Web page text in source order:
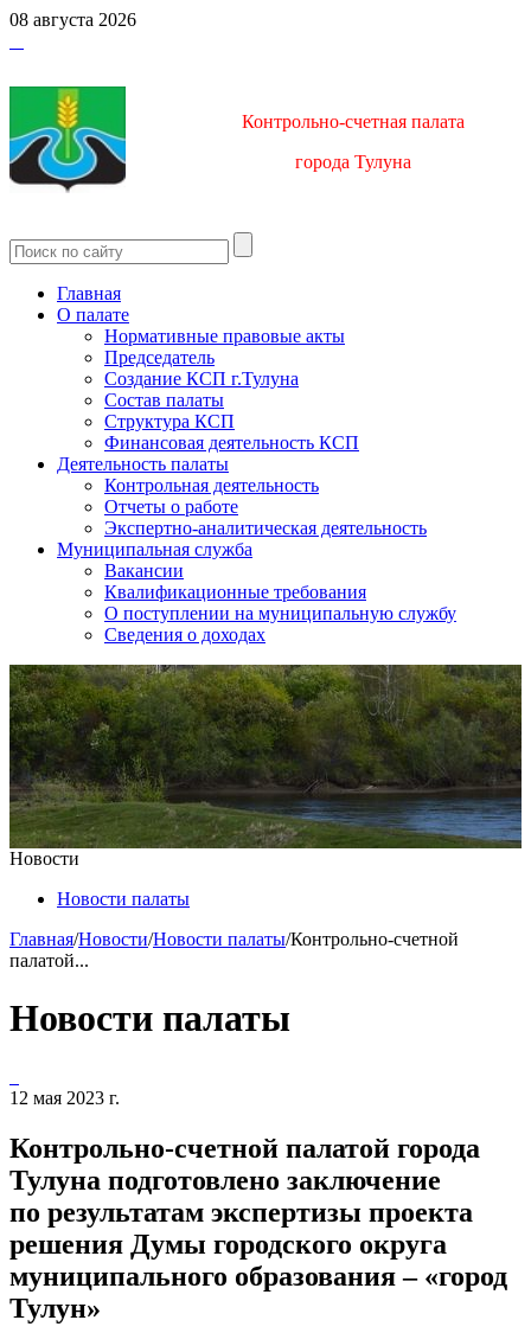
08 августа 2026
Контрольно-счетная палата
города Тулуна
Главная
О палате
Нормативные правовые акты
Председатель
Создание КСП г.Тулуна
Состав палаты
Структура КСП
Финансовая деятельность КСП
Деятельность палаты
Контрольная деятельность
Отчеты о работе
Экспертно-аналитическая деятельность
Муниципальная служба
Вакансии
Квалификационные требования
О поступлении на муниципальную службу
Сведения о доходах
Новости
Новости палаты
Главная/Новости/Новости палаты/Контрольно-счетной
палатой...
Новости палаты
12 мая 2023 г.
Контрольно-счетной палатой города
Тулуна подготовлено заключение
по результатам экспертизы проекта
решения Думы городского округа
муниципального образования – «город
Тулун»